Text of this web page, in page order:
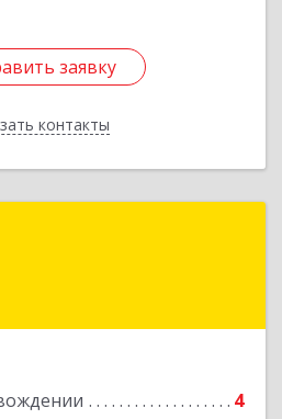
заявку
контакты
заявку
Назад
4
г, а/я, дом № 30